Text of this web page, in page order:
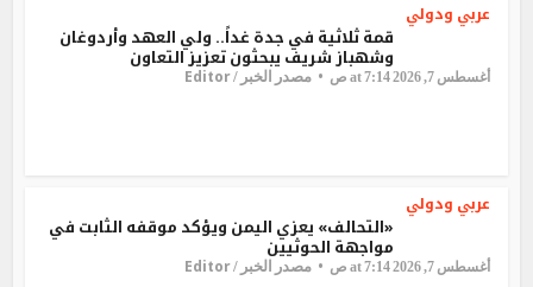
عربي ودولي
قمة ثلاثية في جدة غداً.. ولي العهد وأردوغان
وشهباز شريف يبحثون تعزيز التعاون
أغسطس 7, 2026 at 7:14 ص مصدر الخبر /Editor
عربي ودولي
«التحالف» يعزي اليمن ويؤكد موقفه الثابت في
مواجهة الحوثيين
أغسطس 7, 2026 at 7:14 ص مصدر الخبر /Editor